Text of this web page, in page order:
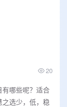
20
哪些呢？适合
选少，低，稳